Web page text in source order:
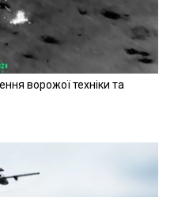
ворожої техніки та